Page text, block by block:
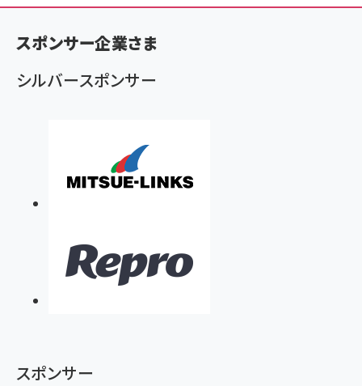
く
ず
スポンサー企業さま
シルバースポンサー
スポンサー